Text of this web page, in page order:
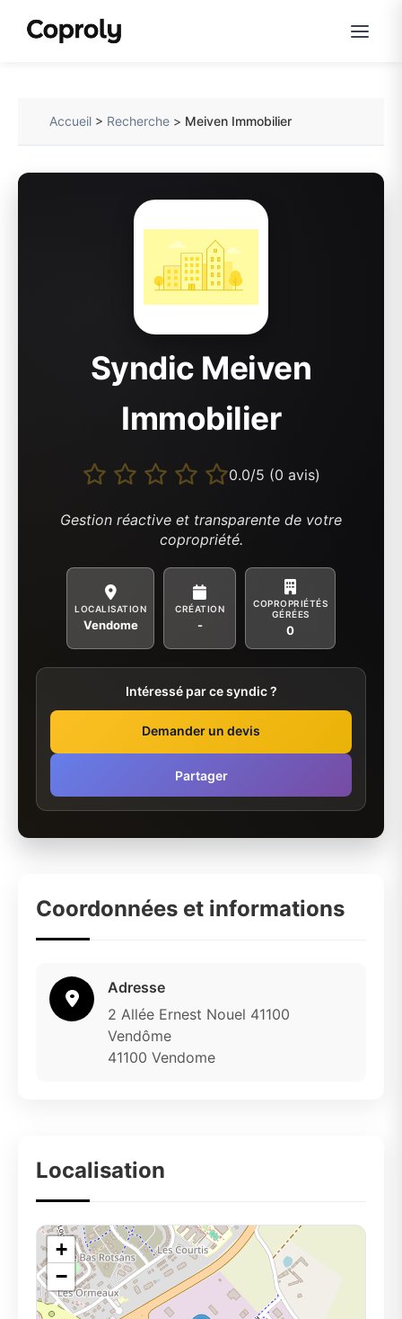
Accueil > Recherche > Meiven Immobilier
Syndic Meiven
Immobilier
0.0/5 (0 avis)
Gestion réactive et transparente de votre
copropriété.
LOCALISATION
Vendome
CRÉATION
-
COPROPRIÉTÉS
GÉRÉES
0
Intéressé par ce syndic ?
Demander un devis
Partager
Coordonnées et informations
Adresse
2 Allée Ernest Nouel 41100
Vendôme
41100 Vendome
Localisation
+
−